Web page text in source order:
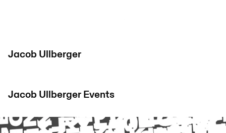
Jacob Ullberger
Jacob UllbergerEvents